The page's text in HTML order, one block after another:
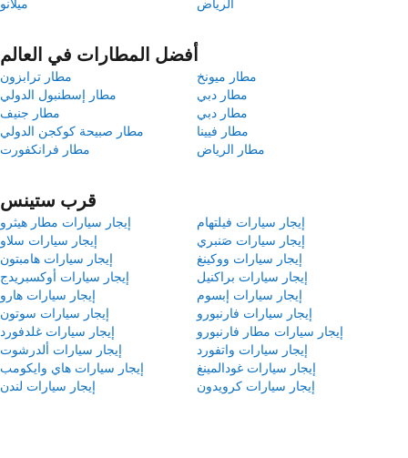
ميلانو
الرياض
أفضل المطارات في العالم
مطار ترابزون
مطار ميونخ
مطار إسطنبول الدولي
مطار دبي
مطار جنيف
مطار دبي
مطار صبيحة كوكجن الدولي
مطار فيينا
مطار فرانكفورت
مطار الرياض
قرب ستينس
إيجار سيارات مطار هيثرو
إيجار سيارات فيلتهام
إيجار سيارات سلاو
إيجار سيارات صَنبري
إيجار سيارات هامبتون
إيجار سيارات ووكينغ
إيجار سيارات أوكسبريدج
إيجار سيارات براكنيل
إيجار سيارات هارو
إيجار سيارات إبسوم
إيجار سيارات سوتون
إيجار سيارات فارنبورو
إيجار سيارات غلدفورد
إيجار سيارات مطار فارنبورو
إيجار سيارات ألدرشوت
إيجار سيارات واتفورد
إيجار سيارات هاي وايكومب
إيجار سيارات غودالمينغ
إيجار سيارات لندن
إيجار سيارات كرويدون